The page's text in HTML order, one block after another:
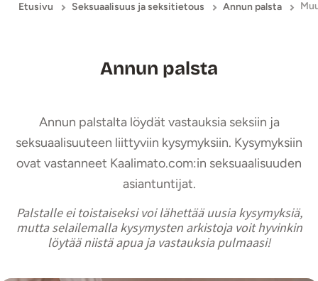
Etusivu Seksuaalisuus ja seksitietous Annun palsta
Annun palsta
Annun palstalta löydät vastauksia seksiin ja
seksuaalisuuteen liittyviin kysymyksiin. Kysymyksiin
ovat vastanneet Kaalimato.com:in seksuaalisuuden
asiantuntijat.
Palstalle ei toistaiseksi voi lähettää uusia kysymyksiä,
mutta selailemalla kysymysten arkistoja voit hyvinkin
löytää niistä apua ja vastauksia pulmaasi!